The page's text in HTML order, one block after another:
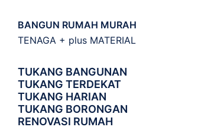
BANGUN RUMAH MURAH
TENAGA + plus MATERIAL
TUKANG BANGUNAN
TUKANG TERDEKAT
TUKANG HARIAN
TUKANG BORONGAN
RENOVASI RUMAH